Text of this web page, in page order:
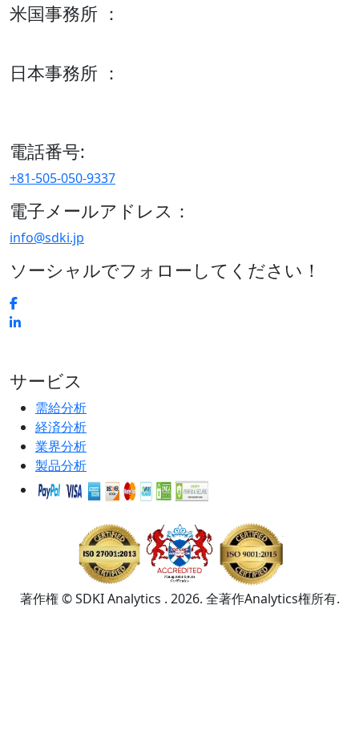
米国事務所 ：
日本事務所 ：
電話番号:
+81-505-050-9337
電子メールアドレス：
info@sdki.jp
ソーシャルでフォローしてください！
サービス
需給分析
経済分析
業界分析
製品分析
著作権 © SDKI Analytics . 2026. 全著作Analytics権所有.